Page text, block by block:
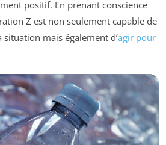
positif. En prenant conscience
Z est non seulement capable de
situation mais également d’agir pour